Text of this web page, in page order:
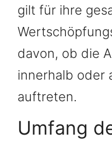
gilt für ihre
davon, ob die
innerhalb oder
auftreten.
Umfang